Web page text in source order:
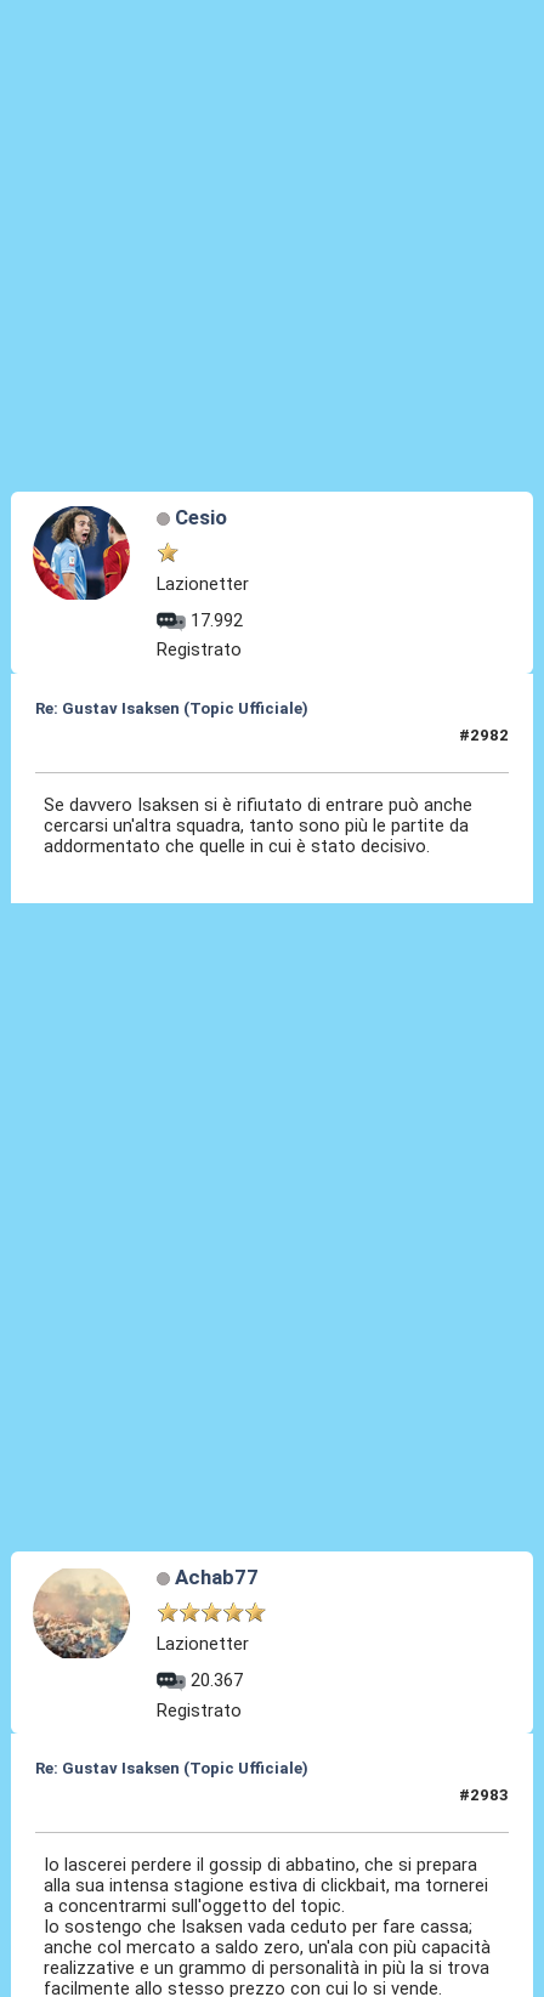
Cesio
Lazionetter
17.992
Registrato
Re: Gustav Isaksen (Topic Ufficiale)
#2982
Se davvero Isaksen si è rifiutato di entrare può anche
cercarsi un'altra squadra, tanto sono più le partite da
addormentato che quelle in cui è stato decisivo.
Achab77
Lazionetter
20.367
Registrato
Re: Gustav Isaksen (Topic Ufficiale)
#2983
Io lascerei perdere il gossip di abbatino, che si prepara
alla sua intensa stagione estiva di clickbait, ma tornerei
a concentrarmi sull'oggetto del topic.
Io sostengo che Isaksen vada ceduto per fare cassa;
anche col mercato a saldo zero, un'ala con più capacità
realizzative e un grammo di personalità in più la si trova
facilmente allo stesso prezzo con cui lo si vende.